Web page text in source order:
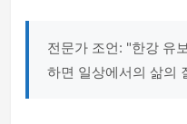
전문가 조언: "한강 유
하면 일상에서의 삶의